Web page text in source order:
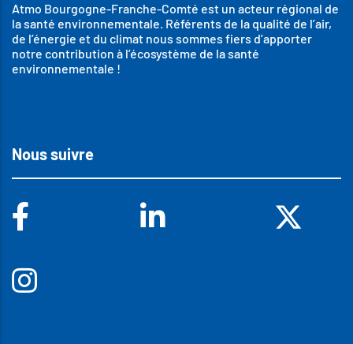
Atmo Bourgogne-Franche-Comté est un acteur régional de
la santé environnementale. Référents de la qualité de l’air,
de l’énergie et du climat nous sommes fiers d’apporter
notre contribution à l’écosystème de la santé
environnementale !
Nous suivre